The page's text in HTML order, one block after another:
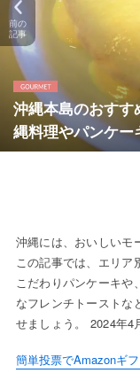
沖縄本島のおす
縄料理やパンケー
前の
記事
沖縄には、おいしいモ
この記事では、エリア
こだわりパンケーキや
なフレンチトーストな
せましょう。 2024年4
簡単投票でAmazonギ